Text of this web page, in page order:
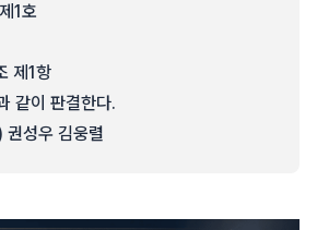
1호
제1항
같이 판결한다.
권성우 김웅렬